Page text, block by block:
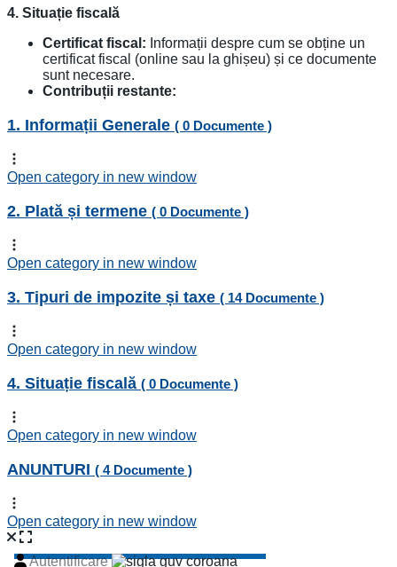
4. Situație fiscală
Certificat fiscal: Informații despre cum se obține un
certificat fiscal (online sau la ghișeu) și ce documente
sunt necesare.
Contribuții restante:
1. Informații Generale ( 0 Documente )
Open category in new window
2. Plată și termene ( 0 Documente )
Open category in new window
3. Tipuri de impozite și taxe ( 14 Documente )
Open category in new window
4. Situație fiscală ( 0 Documente )
Open category in new window
ANUNTURI ( 4 Documente )
Open category in new window